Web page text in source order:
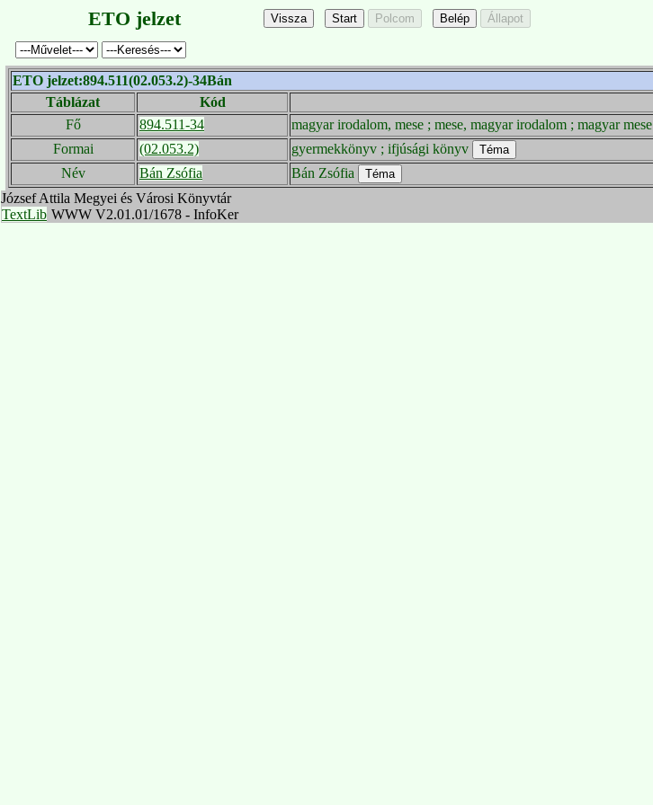
ETO jelzet
ETO jelzet:894.511(02.053.2)-34Bán
Táblázat
Kód
Fő
894.511-34
magyar irodalom, mese ; mese, magyar irodalom ; magyar mese
Formai
(02.053.2)
gyermekkönyv ; ifjúsági könyv
Név
Bán Zsófia
Bán Zsófia
József Attila Megyei és Városi Könyvtár
TextLib WWW V2.01.01/1678 - InfoKer